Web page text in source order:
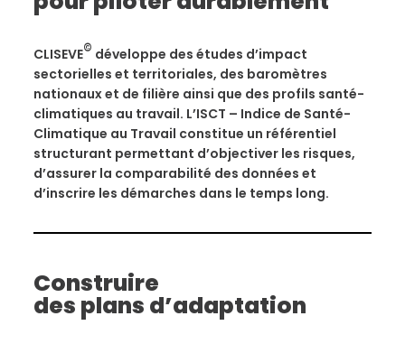
CLISEVE© développe des études d’impact
sectorielles et territoriales, des baromètres
nationaux et de filière ainsi que des profils santé-
climatiques au travail. L’ISCT – Indice de Santé-
Climatique au Travail constitue un référentiel
structurant permettant d’objectiver les risques,
d’assurer la comparabilité des données et
d’inscrire les démarches dans le temps long.
Construire
des plans d’adaptation